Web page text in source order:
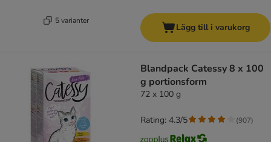
5 varianter
Lägg till i varukorg
Blandpack Catessy 8 x 100
g portionsform
72 x 100 g
Rating: 4.3/5 (907)